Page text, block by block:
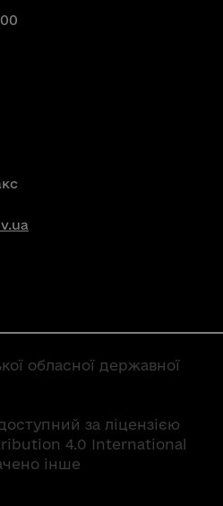
обласної державної
за ліцензією
4.0 International
інше